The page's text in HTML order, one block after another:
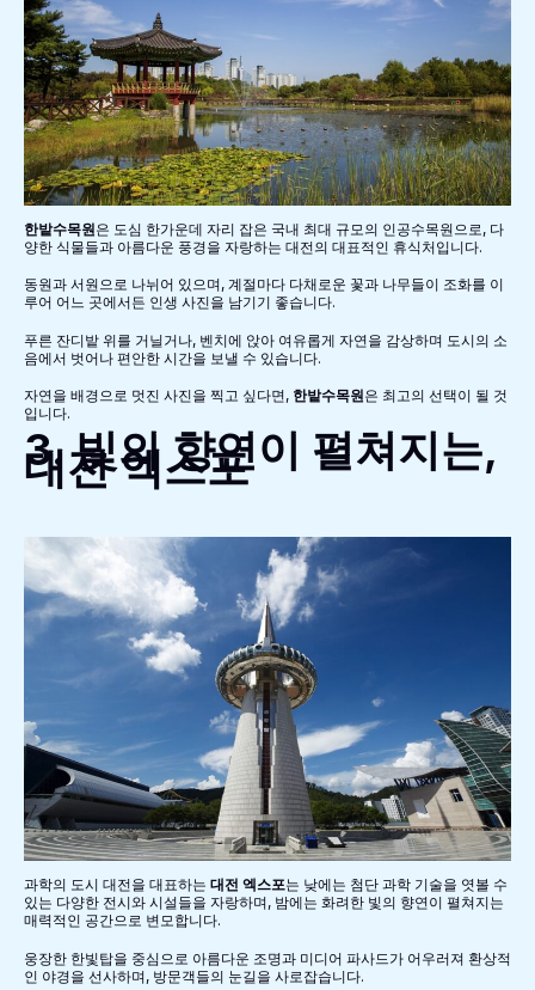
한밭수목원은 도심 한가운데 자리 잡은 국내 최대 규모의 인공수목원으로, 다
양한 식물들과 아름다운 풍경을 자랑하는 대전의 대표적인 휴식처입니다.
동원과 서원으로 나뉘어 있으며, 계절마다 다채로운 꽃과 나무들이 조화를 이
루어 어느 곳에서든 인생 사진을 남기기 좋습니다.
푸른 잔디밭 위를 거닐거나, 벤치에 앉아 여유롭게 자연을 감상하며 도시의 소
음에서 벗어나 편안한 시간을 보낼 수 있습니다.
자연을 배경으로 멋진 사진을 찍고 싶다면, 한밭수목원은 최고의 선택이 될 것
입니다.
3. 빛의 향연이 펼쳐지는,
대전 엑스포
과학의 도시 대전을 대표하는 대전 엑스포는 낮에는 첨단 과학 기술을 엿볼 수
있는 다양한 전시와 시설들을 자랑하며, 밤에는 화려한 빛의 향연이 펼쳐지는
매력적인 공간으로 변모합니다.
웅장한 한빛탑을 중심으로 아름다운 조명과 미디어 파사드가 어우러져 환상적
인 야경을 선사하며, 방문객들의 눈길을 사로잡습니다.